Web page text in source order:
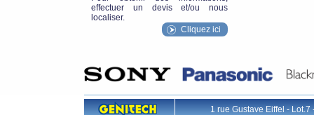
effectuer un devis et/ou nous
localiser.
Cliquez ici
1 rue Gustave Eiffel -